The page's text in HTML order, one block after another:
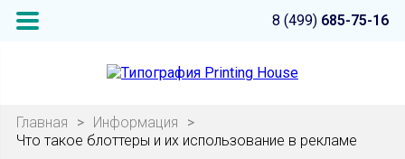
8 (499) 685-75-16
Главная > Информация
>
Что такое блоттеры и их использование в рекламе